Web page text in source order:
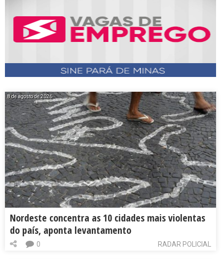
8 de agosto de 2026
Nordeste concentra as 10 cidades mais violentas
do país, aponta levantamento
RADAR POLICIAL
0